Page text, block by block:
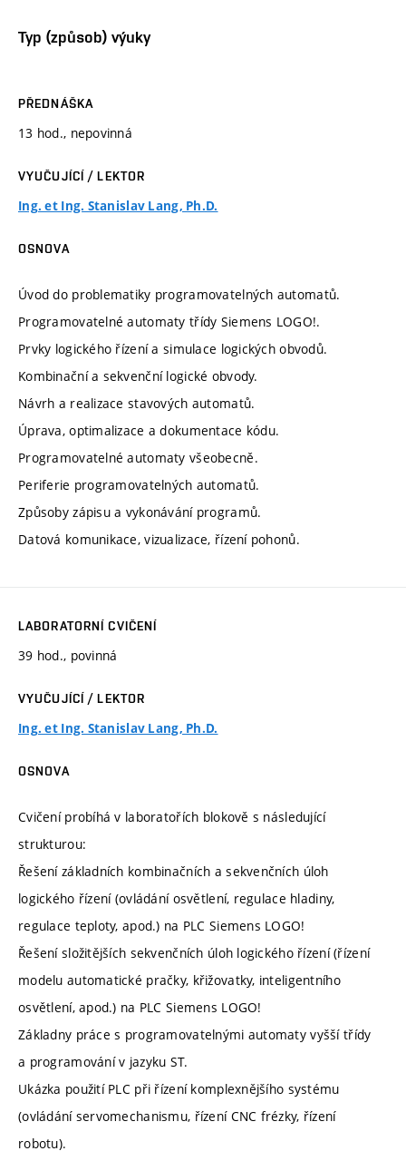
Typ (způsob) výuky
PŘEDNÁŠKA
13 hod., nepovinná
VYUČUJÍCÍ / LEKTOR
Ing. et Ing. Stanislav Lang, Ph.D.
OSNOVA
Úvod do problematiky programovatelných automatů.
Programovatelné automaty třídy Siemens LOGO!.
Prvky logického řízení a simulace logických obvodů.
Kombinační a sekvenční logické obvody.
Návrh a realizace stavových automatů.
Úprava, optimalizace a dokumentace kódu.
Programovatelné automaty všeobecně.
Periferie programovatelných automatů.
Způsoby zápisu a vykonávání programů.
Datová komunikace, vizualizace, řízení pohonů.
LABORATORNÍ CVIČENÍ
39 hod., povinná
VYUČUJÍCÍ / LEKTOR
Ing. et Ing. Stanislav Lang, Ph.D.
OSNOVA
Cvičení probíhá v laboratořích blokově s následující
strukturou:
Řešení základních kombinačních a sekvenčních úloh
logického řízení (ovládání osvětlení, regulace hladiny,
regulace teploty, apod.) na PLC Siemens LOGO!
Řešení složitějších sekvenčních úloh logického řízení (řízení
modelu automatické pračky, křižovatky, inteligentního
osvětlení, apod.) na PLC Siemens LOGO!
Základny práce s programovatelnými automaty vyšší třídy
a programování v jazyku ST.
Ukázka použití PLC při řízení komplexnějšího systému
(ovládání servomechanismu, řízení CNC frézky, řízení
robotu).